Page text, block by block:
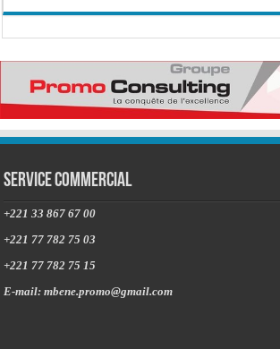
Service commercial
+221 33 867 67 00
+221 77 782 75 03
+221 77 782 75 15
E-mail: mbene.promo@gmail.com